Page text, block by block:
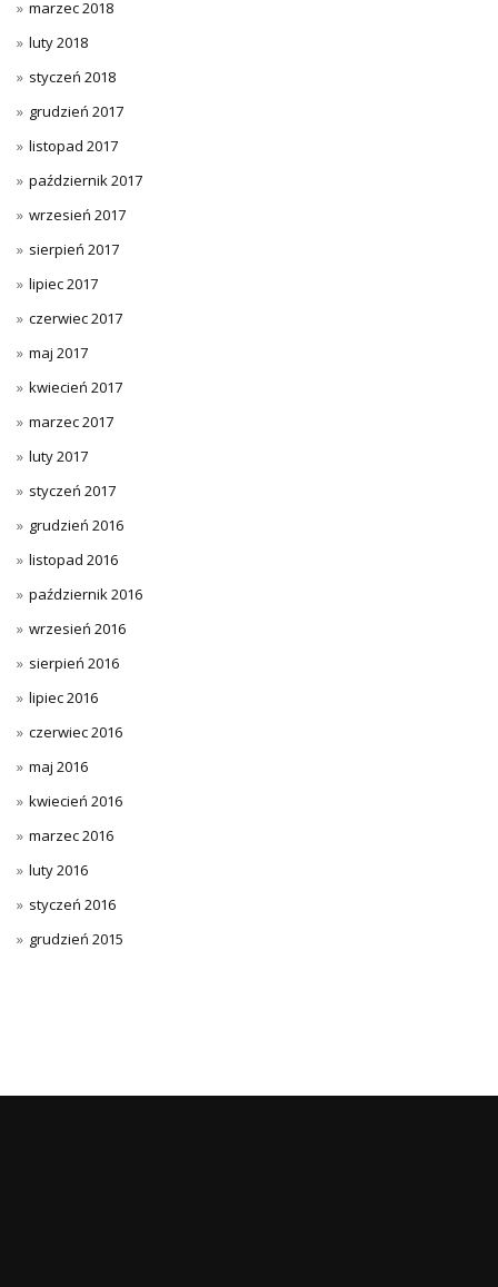
marzec 2018
luty 2018
styczeń 2018
grudzień 2017
listopad 2017
październik 2017
wrzesień 2017
sierpień 2017
lipiec 2017
czerwiec 2017
maj 2017
kwiecień 2017
marzec 2017
luty 2017
styczeń 2017
grudzień 2016
listopad 2016
październik 2016
wrzesień 2016
sierpień 2016
lipiec 2016
czerwiec 2016
maj 2016
kwiecień 2016
marzec 2016
luty 2016
styczeń 2016
grudzień 2015